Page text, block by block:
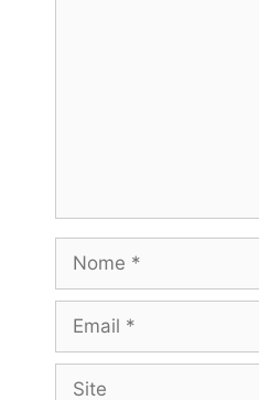
Nome
Email
Site